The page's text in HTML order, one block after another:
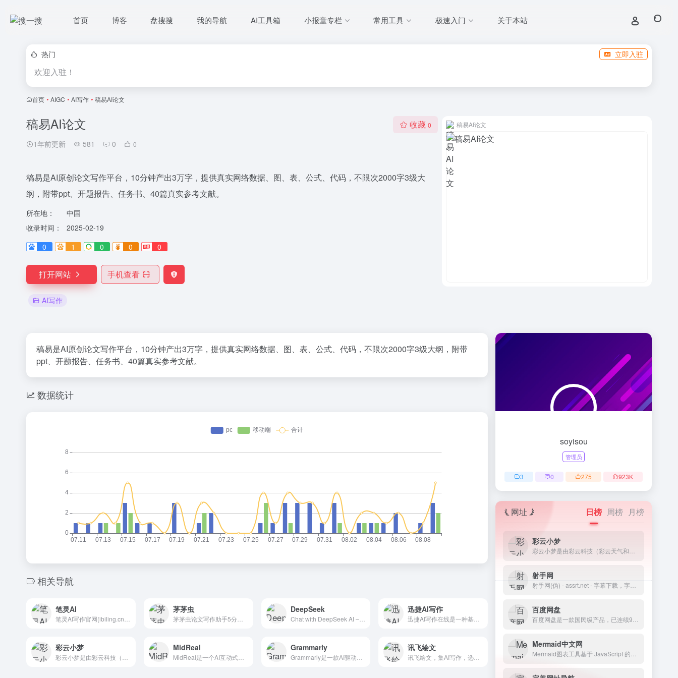
首页 博客 盘搜搜 我的导航 AI工具箱 小报童专栏 常用工具 极速入门 关于本站
热门 立即入驻
欢迎入驻！
首页 • AIGC • AI写作 • 稿易AI论文
稿易AI论文
1年前更新 581 0 0
收藏 0
稿易是AI原创论文写作平台，10分钟产出3万字，提供真实网络数据、图、表、公式、代码，不限次2000字3级大
纲，附带ppt、开题报告、任务书、40篇真实参考文献。
所在地：
中国
收录时间：
2025-02-19
0
1 0 0 0
打开网站 手机查看
AI写作
稿易AI论文
稿易是AI原创论文写作平台，10分钟产出3万字，提供真实网络数据、图、表、公式、代码，不限次2000字3级大纲，附带
ppt、开题报告、任务书、40篇真实参考文献。
数据统计
相关导航
笔灵AI 茅茅虫 DeepSeek
Chat with DeepSeek AI – your intelligent assistant for coding, content creation, file reading, and more. Upload documents, engage in long-context conversations, and get expert help in AI, natural language processing, and beyond. | 深度求索（DeepSeek）助力编程代码开发、创意写作、文件处理等任务，支持文件上传及长文本对话，随时为您提供高效的AI支持。
迅捷AI写作
彩云小梦 MidReal
MidReal是一个AI互动式小说文本生成工具，通过用户输入的一行文字激发无限的故事可能性。MidReal结合了记忆跨度技术和长篇写作能力，确保了故事的连贯性和深度。MidReal不仅支持个性化的互动故事创作，还鼓励社区参与，通过Discord等社交渠道分享和交流创意。用户可以扮演不同角色，体验实时变化的故事情节，享受由AI辅助的沉浸式叙事旅程。MidReal的目标是打破传统创作界限，提供一个无缝、连贯且沉浸式的叙事体验，让每个人都能成为故事的创造者。Create captivating novels and stories easily with ONE sentence. No prompt, unlimited memory, infinite length. Read others&#x27; stories for inspiration!
Grammarly 讯飞绘文
soyisou
管理员
3 0 275 923K
网址 日榜 周榜 月榜
彩云小梦
射手网
百度网盘
Mermaid中文网